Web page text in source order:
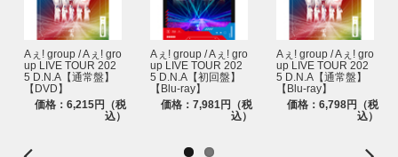
Aぇ! group / Aぇ! gro
up LIVE TOUR 202
5 D.N.A【通常盤】
【DVD】
価格：6,215円（税
込）
Aぇ! group / Aぇ! gro
up LIVE TOUR 202
5 D.N.A【初回盤】
【Blu-ray】
価格：7,981円（税
込）
Aぇ! group / Aぇ! gro
up LIVE TOUR 202
5 D.N.A【通常盤】
【Blu-ray】
価格：6,798円（税
込）